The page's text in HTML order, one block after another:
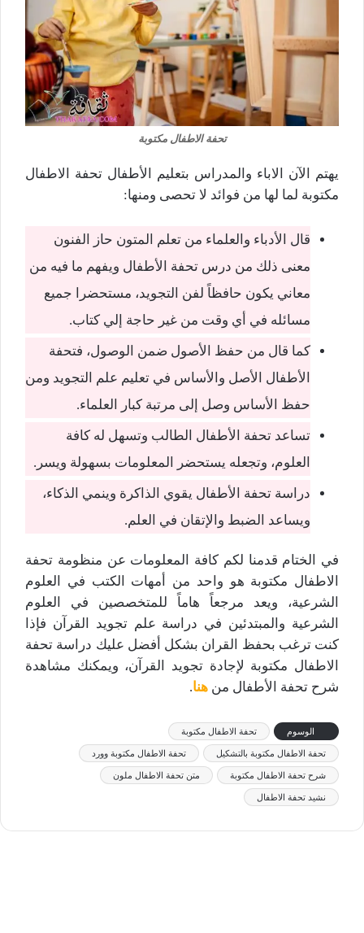
تحفة الاطفال مكتوبة
يهتم الآن الاباء والمدراس بتعليم الأطفال تحفة الاطفال
مكتوبة لما لها من فوائد لا تحصى ومنها:
قال الأدباء والعلماء من تعلم المتون حاز الفنون
معنى ذلك من درس تحفة الأطفال ويفهم ما فيه من
معاني يكون حافظاً لفن التجويد، مستحضرا جميع
مسائله في أي وقت من غير حاجة إلي كتاب.
كما قال من حفظ الأصول ضمن الوصول، فتحفة
الأطفال الأصل والأساس في تعليم علم التجويد ومن
حفظ الأساس وصل إلى مرتبة كبار العلماء.
تساعد تحفة الأطفال الطالب وتسهل له كافة
العلوم، وتجعله يستحضر المعلومات بسهولة ويسر.
دراسة تحفة الأطفال يقوي الذاكرة وينمي الذكاء،
ويساعد الضبط والإتقان في العلم.
في الختام قدمنا لكم كافة المعلومات عن منظومة تحفة
الاطفال مكتوبة هو واحد من أمهات الكتب في العلوم
الشرعية، ويعد مرجعاً هاماً للمتخصصين في العلوم
الشرعية والمبتدئين في دراسة علم تجويد القرآن فإذا
كنت ترغب بحفظ القران بشكل أفضل عليك دراسة تحفة
الاطفال مكتوبة لإجادة تجويد القرآن، ويمكنك مشاهدة
شرح تحفة الأطفال من هنا.
الوسوم تحفة الاطفال مكتوبة
تحفة الاطفال مكتوبة بالتشكيل تحفة الاطفال مكتوبة وورد
شرح تحفة الاطفال مكتوبة متن تحفة الاطفال ملون
نشيد تحفة الاطفال